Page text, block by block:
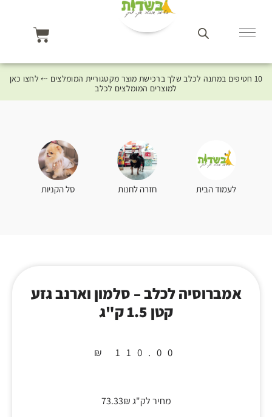
10 חטיפים במתנה לכלב שלך ברכישת מוצר מקטגוריית המומלצים ⤎ לחצו כאן
למוצרים המומלצים לכלב
לעמוד הבית חזרה לחנות סל הקניות
אמברוסיה לכלב – סלמון וארנב גזע
קטן 1.5 ק"ג
₪ 110.00
מחיר לק"ג 73.33₪